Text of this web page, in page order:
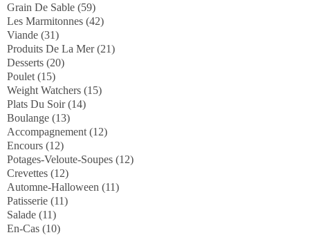
Grain De Sable (59)
Les Marmitonnes (42)
Viande (31)
Produits De La Mer(21)
Desserts (20)
Poulet (15)
Weight Watchers (15)
Plats Du Soir(14)
Boulange (13)
Accompagnement (12)
Encours (12)
Potages-Veloute-Soupes (12)
Crevettes (12)
Automne-Halloween (11)
Patisserie (11)
Salade (11)
En-Cas (10)